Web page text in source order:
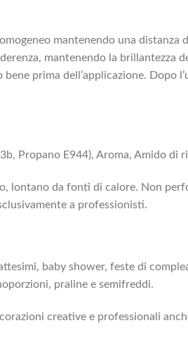
mantenendo una distanza
mantenendo la brillantezza
prima dell’applicazione. Dopo
Propano E944), Aroma, Amido di
lontano da fonti di calore. Non
a professionisti.
baby shower, feste di
praline e semifreddi.
creative e professionali